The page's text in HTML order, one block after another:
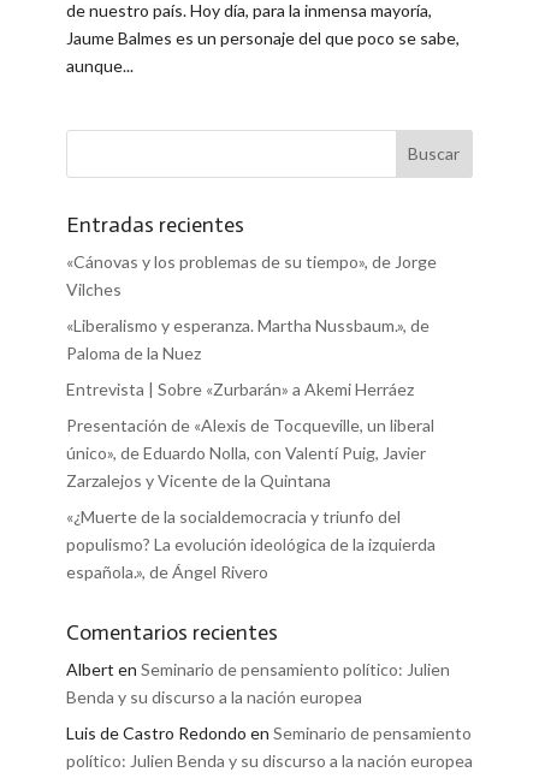
de nuestro país. Hoy día, para la inmensa mayoría,
Jaume Balmes es un personaje del que poco se sabe,
aunque...
Entradas recientes
«Cánovas y los problemas de su tiempo», de Jorge
Vilches
«Liberalismo y esperanza. Martha Nussbaum.», de
Paloma de la Nuez
Entrevista | Sobre «Zurbarán» a Akemi Herráez
Presentación de «Alexis de Tocqueville, un liberal
único», de Eduardo Nolla, con Valentí Puig, Javier
Zarzalejos y Vicente de la Quintana
«¿Muerte de la socialdemocracia y triunfo del
populismo? La evolución ideológica de la izquierda
española.», de Ángel Rivero
Comentarios recientes
Albert en Seminario de pensamiento político: Julien
Benda y su discurso a la nación europea
Luis de Castro Redondo en Seminario de pensamiento
político: Julien Benda y su discurso a la nación europea